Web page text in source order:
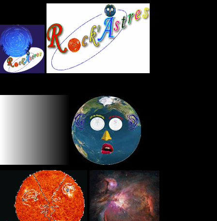
Panneau de gestion des cookies